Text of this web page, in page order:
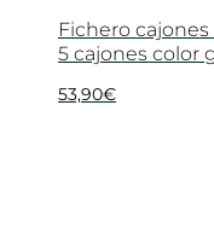
Fichero
5 cajones color
53,90€